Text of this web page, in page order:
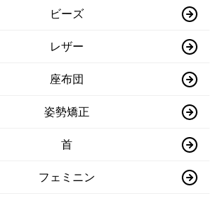
ビーズ
レザー
座布団
姿勢矯正
首
フェミニン